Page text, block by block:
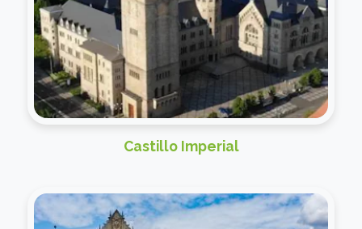
Castillo Imperial